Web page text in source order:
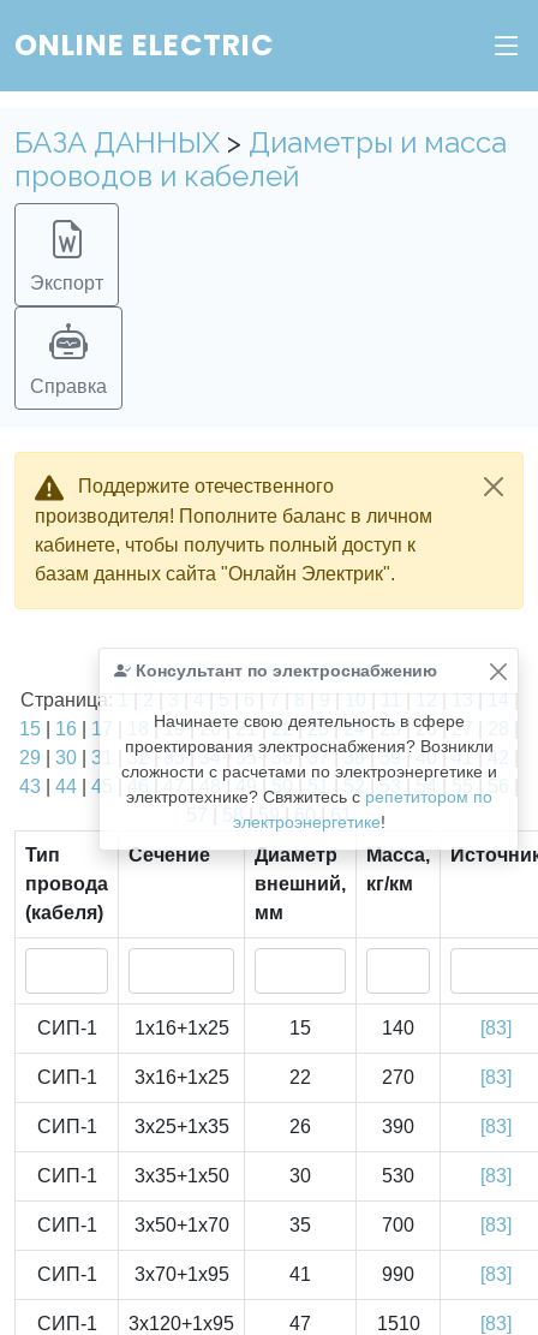
ONLINE ELECTRIC
БАЗА ДАННЫХ > Диаметры и масса
проводов и кабелей
Экспорт
Справка
Поддержите отечественного
производителя! Пополните баланс в личном
кабинете, чтобы получить полный доступ к
базам данных сайта "Онлайн Электрик".
Консультант по электроснабжению
Начинаете свою деятельность в сфере
проектирования электроснабжения? Возникли
сложности с расчетами по электроэнергетике и
электротехнике? Свяжитесь с репетитором по
электроэнергетике!
Найдено1811из1811записей.
Страница: 1 | 2 | 3 | 4 | 5 | 6 | 7 | 8 | 9 | 10 | 11 | 12 | 13 | 14 |
15
16 17 |19|20|21|22|23|24|25 |26|27
29
30 31 |32|33|34|35 |36|37|38|39| 40|41|42
43
44 45 | 49 |50 |53 54
58|59|60|61
Тип
провода
(кабеля)
Сечение
Диаметр
внешний,
мм
Масса,
кг/км
СИП-1 1x16+1x25 15 140 [83]
СИП-1 3x16+1x25 22 270 [83]
СИП-1 3x25+1x35 26 390 [83]
СИП-1 3x35+1x50 30 530 [83]
СИП-1 3x50+1x70 35 700 [83]
СИП-1 3x70+1x95 41 990 [83]
СИП-1 3x120+1x95 47 1510 [83]